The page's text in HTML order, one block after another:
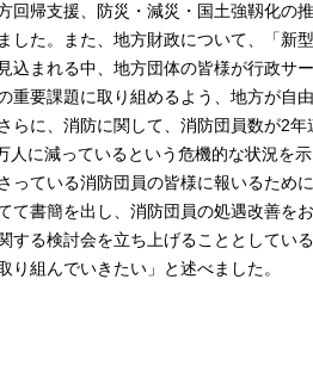
回帰支援、防災・減災・国土強靱化の
した。また、地方財政について、「新
込まれる中、地方団体の皆様が行政サ
重要課題に取り組めるよう、地方が自
らに、消防に関して、消防団員数が2
に減っているという危機的な状況を
っている消防団員の皆様に報いるため
て書簡を出し、消防団員の処遇改善を
する検討会を立ち上げることとしてい
組んでいきたい」と述べました。